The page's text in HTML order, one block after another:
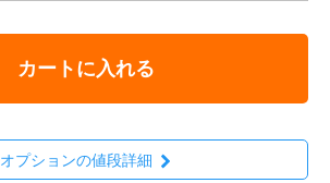
カートに入れる
オプションの値段詳細